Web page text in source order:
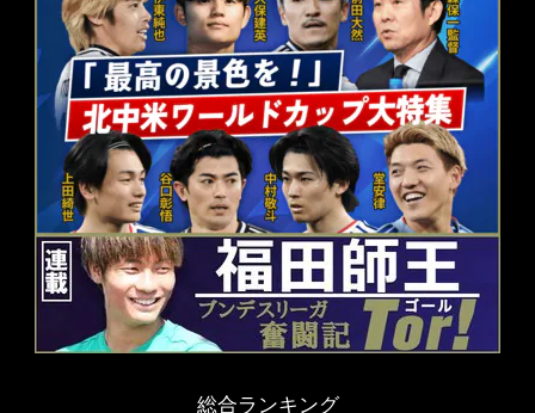
総合ランキング